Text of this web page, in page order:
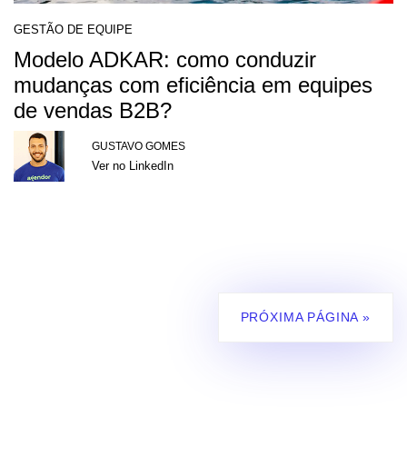
GESTÃO DE EQUIPE
Modelo ADKAR: como conduzir
mudanças com eficiência em equipes
de vendas B2B?
GUSTAVO GOMES
Ver no LinkedIn
PRÓXIMA PÁGINA »